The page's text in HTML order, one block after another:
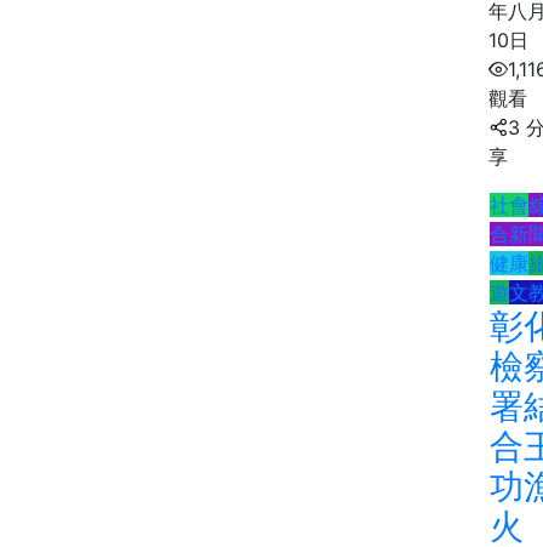
年八
10日
觀看
3
享
社會
合新
健康
遊文
彰
檢
署
合
功
火